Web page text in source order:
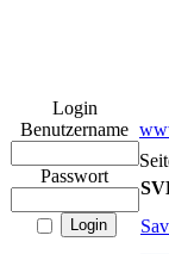
Login
Benutzername
Passwort